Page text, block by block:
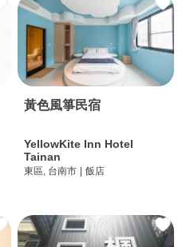
黃色風箏民宿
YellowKite Inn Hotel
Tainan
東區, 台南市 | 飯店